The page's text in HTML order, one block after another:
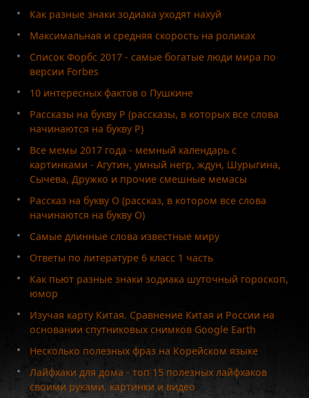
Как разные знаки зодиака уходят нахуй
Максимальная и средняя скорость на роликах
Список Форбс 2017 - самые богатые люди мира по
версии Forbes
10 интересных фактов о Пушкине
Рассказы на букву Р (рассказы, в которых все слова
начинаются на букву Р)
Все мемы 2017 года - мемный календарь с
картинками - Агутин, умный негр, ждун, Шурыгина,
Сычева, Дружко и прочие смешные мемасы
Рассказ на букву О (рассказ, в котором все слова
начинаются на букву О)
Самые длинные слова известные миру
Ответы по литературе 6 класс 1 часть
Как пьют разные знаки зодиака шуточный гороскоп,
юмор
Изучая карту Китая. Сравнение Китая и России на
основании спутниковых снимков Google Earth
Несколько полезных фраз на Корейском языке
Лайфхаки для дома - топ 15 полезных лайфхаков
своими руками, картинки и видео